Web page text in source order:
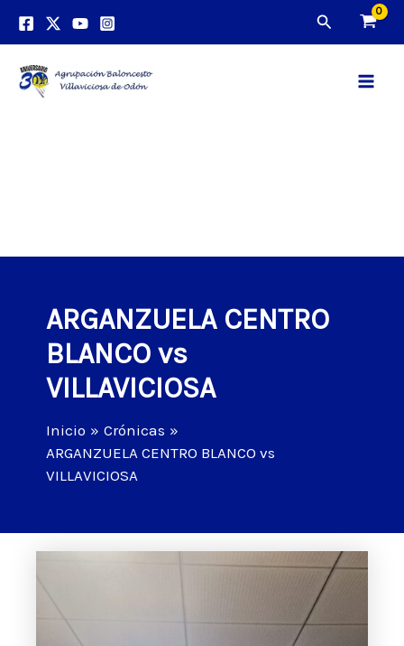
Buscar
ARGANZUELA CENTRO
BLANCO vs
VILLAVICIOSA
Inicio
Crónicas
ARGANZUELA CENTRO BLANCO vs
VILLAVICIOSA